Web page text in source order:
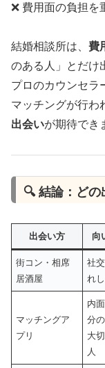
❌ 費用面の負担を
結婚相談所は、 費
のある人」とだけ
プロのカウンセラ
マッチングが行わ
出会いが期待でき
🔍 結論：どの
出会い方 向
街コン・相席
居酒屋
社
れ
マッチングア
プリ
内
分
大
人